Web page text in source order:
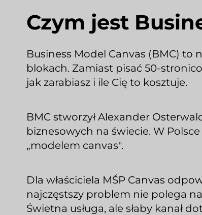
Czym jest
Business Model Canvas (BMC)
blokach. Zamiast pisać 50-
jak zarabiasz i ile Cię to kosztuje.
BMC stworzył Alexander
biznesowych na świecie. W
„modelem canvas".
Dla właściciela MŚP Canvas
najczęstszy problem nie polega
Świetna usługa, ale słaby kanał